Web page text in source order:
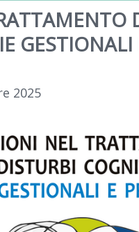
GESTIONALI
2025